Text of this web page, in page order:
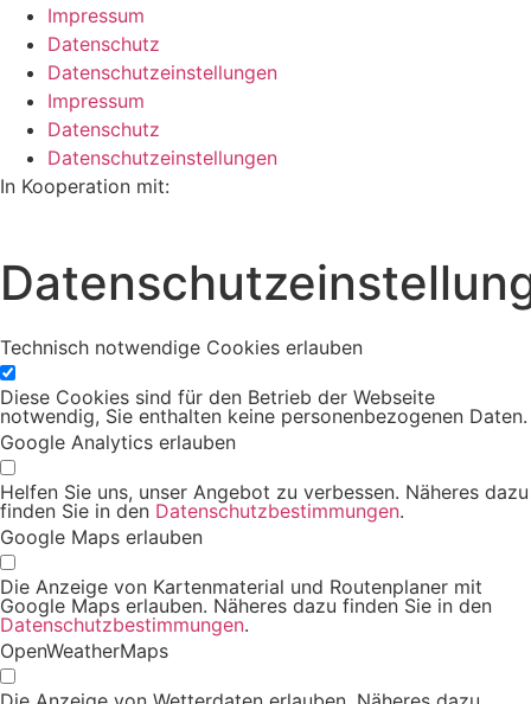
Impressum
Datenschutz
Datenschutzeinstellungen
Impressum
Datenschutz
Datenschutzeinstellungen
In Kooperation mit:
Technisch notwendige Cookies erlauben
Diese Cookies sind für den Betrieb der Webseite
notwendig, Sie enthalten keine personenbezogenen Daten.
Google Analytics erlauben
Helfen Sie uns, unser Angebot zu verbessen. Näheres dazu
finden Sie in den Datenschutzbestimmungen.
Google Maps erlauben
Die Anzeige von Kartenmaterial und Routenplaner mit
Google Maps erlauben. Näheres dazu finden Sie in den
Datenschutzbestimmungen.
OpenWeatherMaps